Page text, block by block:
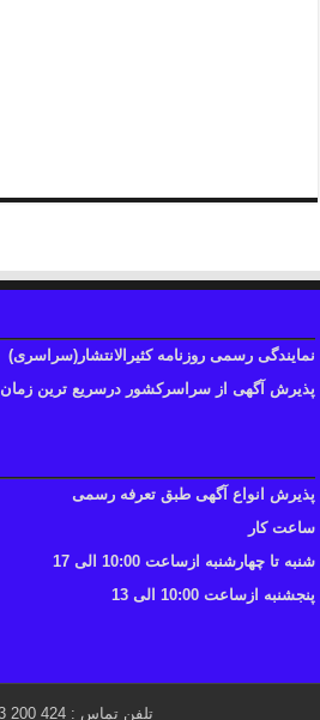
نمایندگی رسمی روزنامه کثیرالانتشار(سراسری)
پذیرش آگهی از سراسرکشور درسریع ترین زمان
پذیرش انواع آگهی طبق تعرفه رسمی
ساعت کار
شنبه تا چهارشنبه ازساعت 10:00 الی 17
پنجشنبه ازساعت 10:00 الی 13
تلفن تماس : 424 200 33 - 021